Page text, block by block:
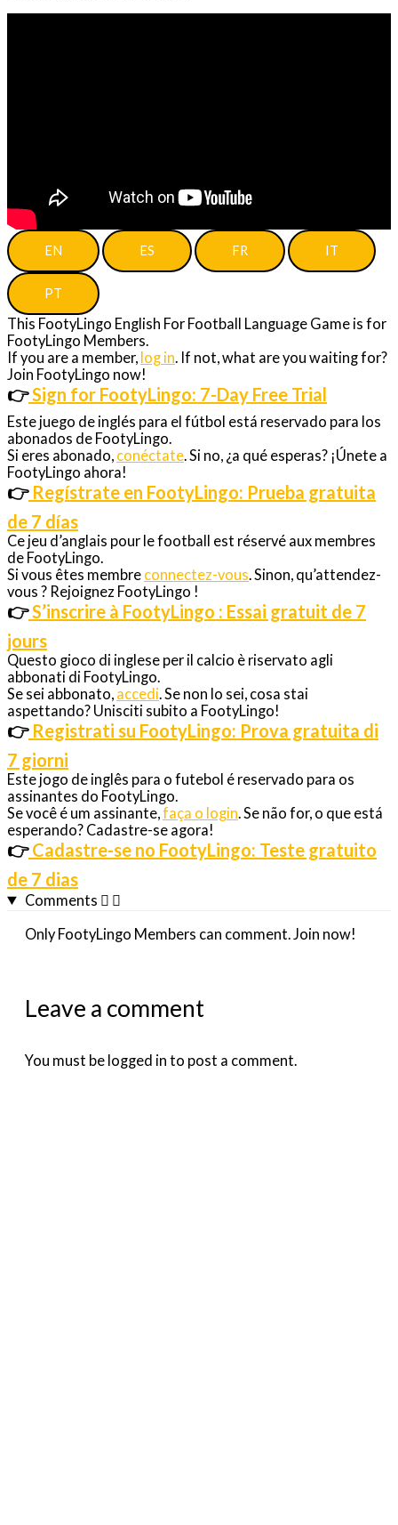
EN ES FR IT
PT
This FootyLingo English For Football Language Game is for
FootyLingo Members.
If you are a member, log in . If not, what are you waiting for?
Join FootyLingo now!
👉Sign for FootyLingo: 7-Day Free Trial
Este juego de inglés para el fútbol está reservado para los
abonados de FootyLingo.
Si eres abonado, conéctate . Si no, ¿a qué esperas? ¡Únete a
FootyLingo ahora!
👉 Regístrate en FootyLingo: Prueba gratuita
de 7 días
Ce jeu d’anglais pour le football est réservé aux membres
de FootyLingo.
Si vous êtes membre connectez-vous . Sinon, qu’attendez-
vous ? Rejoignez FootyLingo !
👉S’inscrire à FootyLingo : Essai gratuit de 7
jours
Questo gioco di inglese per il calcio è riservato agli
abbonati di FootyLingo.
Se sei abbonato, accedi . Se non lo sei, cosa stai
aspettando? Unisciti subito a FootyLingo!
👉 Registrati su FootyLingo: Prova gratuita di
7 giorni
Este jogo de inglês para o futebol é reservado para os
assinantes do FootyLingo.
Se você é um assinante, faça o login . Se não for, o que está
esperando? Cadastre-se agora!
👉 Cadastre-se no FootyLingo: Teste gratuito
de 7 dias
Comments
Only FootyLingo Members can comment. Join now!
Leave a comment
You must be logged in to post a comment.